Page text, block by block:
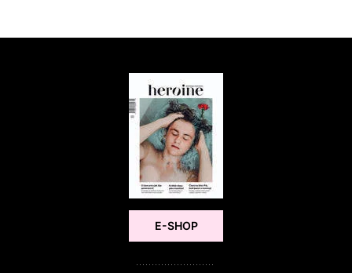
E-SHOP